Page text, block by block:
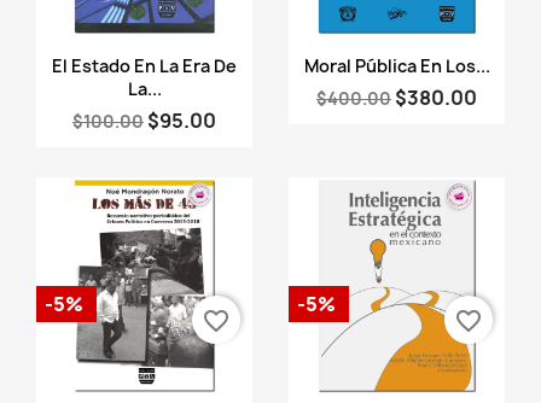
Vista rápida
El Estado En La Era De
La...
$100.00 $95.00
 Vista rápida
Moral Pública En Los...
$400.00 $380.00
-5%
favorite_border
-5%
favorite_border